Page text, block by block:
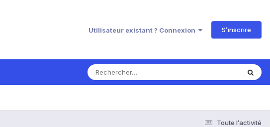
Utilisateur existant ? Connexion S’inscrire
Toute l’activité